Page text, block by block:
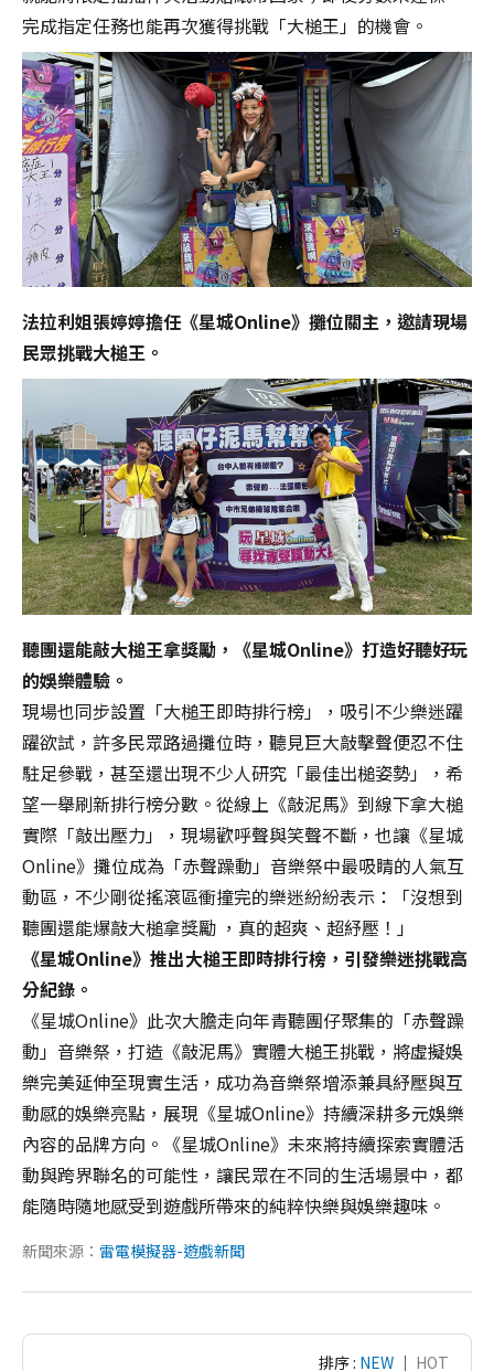
完成指定任務也能再次獲得挑戰「大槌王」的機會。
法拉利姐張婷婷擔任《星城Online》攤位關主，邀請現場
民眾挑戰大槌王。
聽團還能敲大槌王拿獎勵，《星城Online》打造好聽好玩
的娛樂體驗。
現場也同步設置「大槌王即時排行榜」，吸引不少樂迷躍
躍欲試，許多民眾路過攤位時，聽見巨大敲擊聲便忍不住
駐足參戰，甚至還出現不少人研究「最佳出槌姿勢」，希
望一舉刷新排行榜分數。從線上《敲泥馬》到線下拿大槌
實際「敲出壓力」，現場歡呼聲與笑聲不斷，也讓《星城
Online》攤位成為「赤聲躁動」音樂祭中最吸睛的人氣互
動區，不少剛從搖滾區衝撞完的樂迷紛紛表示：「沒想到
聽團還能爆敲大槌拿獎勵 ，真的超爽、超紓壓！」
《星城Online》推出大槌王即時排行榜，引發樂迷挑戰高
分紀錄。
《星城Online》此次大膽走向年青聽團仔聚集的「赤聲躁
動」音樂祭，打造《敲泥馬》實體大槌王挑戰，將虛擬娛
樂完美延伸至現實生活，成功為音樂祭增添兼具紓壓與互
動感的娛樂亮點，展現《星城Online》持續深耕多元娛樂
內容的品牌方向。《星城Online》未來將持續探索實體活
動與跨界聯名的可能性，讓民眾在不同的生活場景中，都
能隨時隨地感受到遊戲所帶來的純粹快樂與娛樂趣味。
新聞來源： 雷電模擬器-遊戲新聞
排序 : NEW ｜ HOT
資
料
傳
輸
中…
請
勿
關
閉
窗，
避
免
失
敗！
Transferring
data…
Please
do
not
close
the
window
failure!